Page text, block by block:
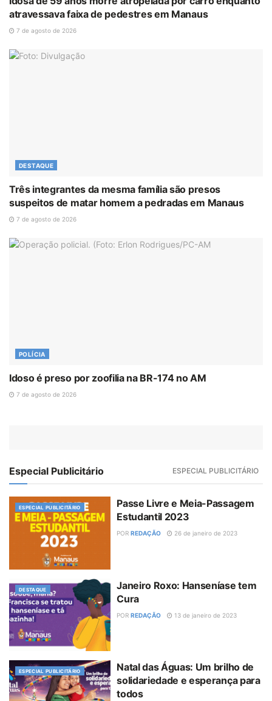
atravessava faixa de pedestres em Manaus
7 de agosto de 2026
DESTAQUE
Três integrantes da mesma família são presos
suspeitos de matar homem a pedradas em Manaus
7 de agosto de 2026
POLÍCIA
Idoso é preso por zoofilia na BR-174 no AM
7 de agosto de 2026
Especial Publicitário ESPECIAL PUBLICITÁRIO
ESPECIAL PUBLICITÁRIO
Passe Livre e Meia-Passagem
Estudantil 2023
POR REDAÇÃO 26 de janeiro de 2023
DESTAQUE
Janeiro Roxo: Hanseníase tem
Cura
POR REDAÇÃO 13 de janeiro de 2023
ESPECIAL PUBLICITÁRIO
Natal das Águas: Um brilho de
solidariedade e esperança para
todos